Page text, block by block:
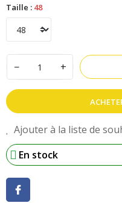
Taille : 48
− +
Ajouter à la liste de
En stock